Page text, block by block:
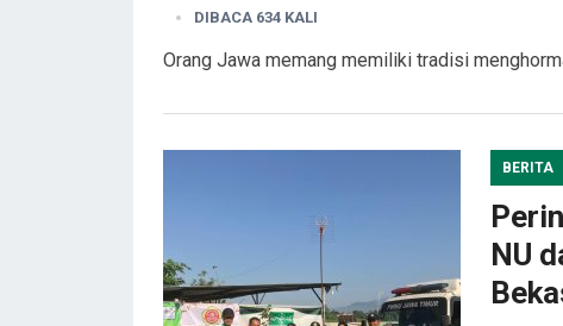
DIBACA 634 KALI
Orang Jawa memang memiliki tradisi
BERITA
NU